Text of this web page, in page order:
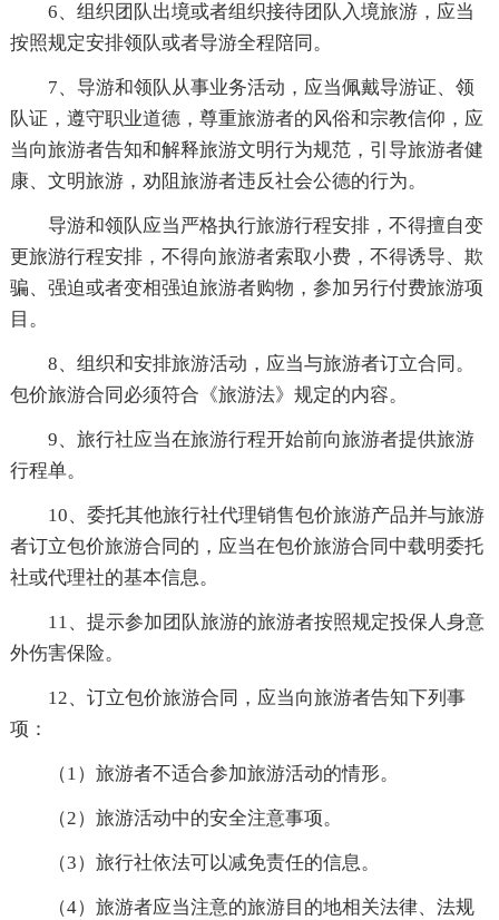
6、组织团队出境或者组织接待团队入境旅游，应当
按照规定安排领队或者导游全程陪同。
7、导游和领队从事业务活动，应当佩戴导游证、领
队证，遵守职业道德，尊重旅游者的风俗和宗教信仰，应
当向旅游者告知和解释旅游文明行为规范，引导旅游者健
康、文明旅游，劝阻旅游者违反社会公德的行为。
导游和领队应当严格执行旅游行程安排，不得擅自变
更旅游行程安排，不得向旅游者索取小费，不得诱导、欺
骗、强迫或者变相强迫旅游者购物，参加另行付费旅游项
目。
8、组织和安排旅游活动，应当与旅游者订立合同。
包价旅游合同必须符合《旅游法》规定的内容。
9、旅行社应当在旅游行程开始前向旅游者提供旅游
行程单。
10、委托其他旅行社代理销售包价旅游产品并与旅游
者订立包价旅游合同的，应当在包价旅游合同中载明委托
社或代理社的基本信息。
11、提示参加团队旅游的旅游者按照规定投保人身意
外伤害保险。
12、订立包价旅游合同，应当向旅游者告知下列事
项：
（1）旅游者不适合参加旅游活动的情形。
（2）旅游活动中的安全注意事项。
（3）旅行社依法可以减免责任的信息。
（4）旅游者应当注意的旅游目的地相关法律、法规